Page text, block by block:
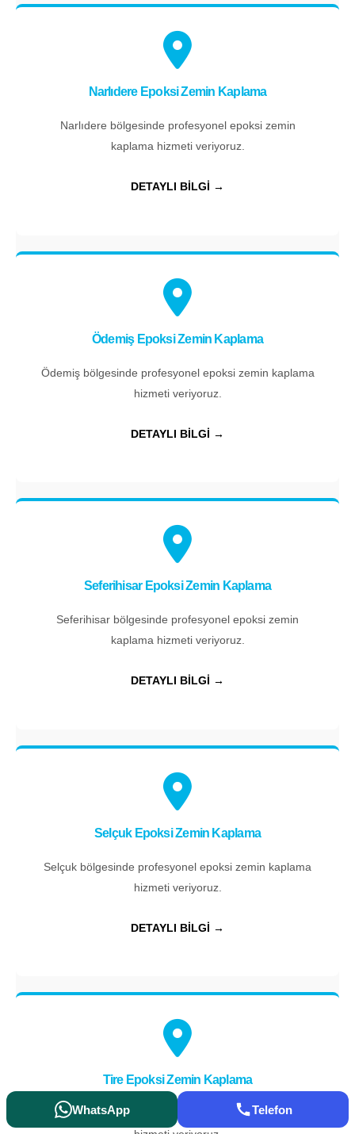
Narlıdere Epoksi Zemin Kaplama
Narlıdere bölgesinde profesyonel epoksi zemin
kaplama hizmeti veriyoruz.
DETAYLI BİLGİ →
Ödemiş Epoksi Zemin Kaplama
Ödemiş bölgesinde profesyonel epoksi zemin kaplama
hizmeti veriyoruz.
DETAYLI BİLGİ →
Seferihisar Epoksi Zemin Kaplama
Seferihisar bölgesinde profesyonel epoksi zemin
kaplama hizmeti veriyoruz.
DETAYLI BİLGİ →
Selçuk Epoksi Zemin Kaplama
Selçuk bölgesinde profesyonel epoksi zemin kaplama
hizmeti veriyoruz.
DETAYLI BİLGİ →
Tire Epoksi Zemin Kaplama
Tire bölgesinde profesyonel epoksi zemin kaplama
WhatsApp Telefon